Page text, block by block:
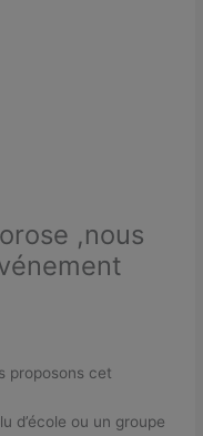
,nous
proposons cet
d’école ou un groupe